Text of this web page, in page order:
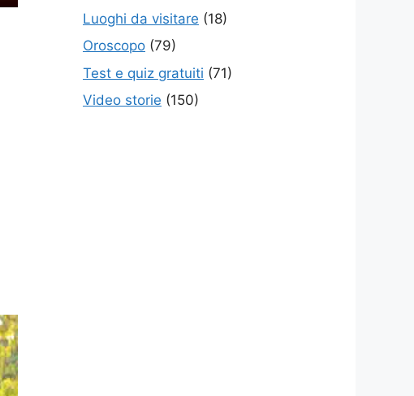
Luoghi da visitare (18)
Oroscopo (79)
Test e quiz gratuiti (71)
Video storie (150)